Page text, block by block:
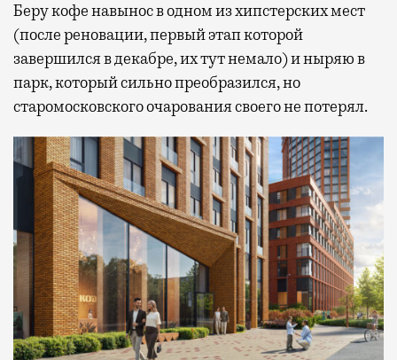
Беру кофе навынос в одном из хипстерских мест
(после реновации, первый этап которой
завершился в декабре, их тут немало) и ныряю в
парк, который сильно преобразился, но
старомосковского очарования своего не потерял.